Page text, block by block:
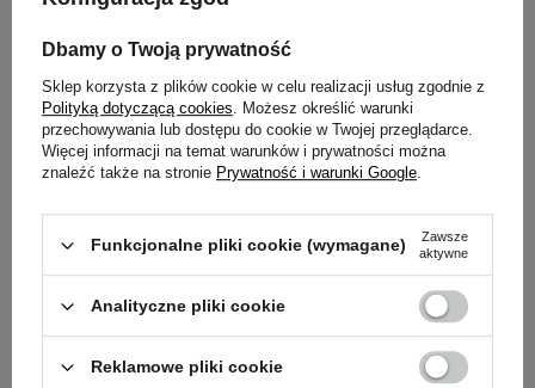
Keto babeczki [keto, low carb]
Dbamy o Twoją prywatność
Sklep korzysta z plików cookie w celu realizacji usług zgodnie z
Polityką dotyczącą cookies. Możesz określić warunki
przechowywania lub dostępu do cookie w Twojej przeglądarce.
Więcej informacji na temat warunków i prywatności można
znaleźć także na stronie Prywatność i warunki Google.
Funkcjonalne pliki cookie (wymagane)
Zawsze
aktywne
Analityczne pliki cookie
Reklamowe pliki cookie